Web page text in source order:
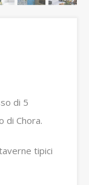
di 5
di Chora.
tipici